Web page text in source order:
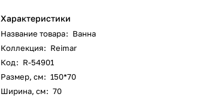
Характеристики
Название товара: Ванна
Коллекция: Reimar
Код: R-54901
Размер, см: 150*70
Ширина, см: 70